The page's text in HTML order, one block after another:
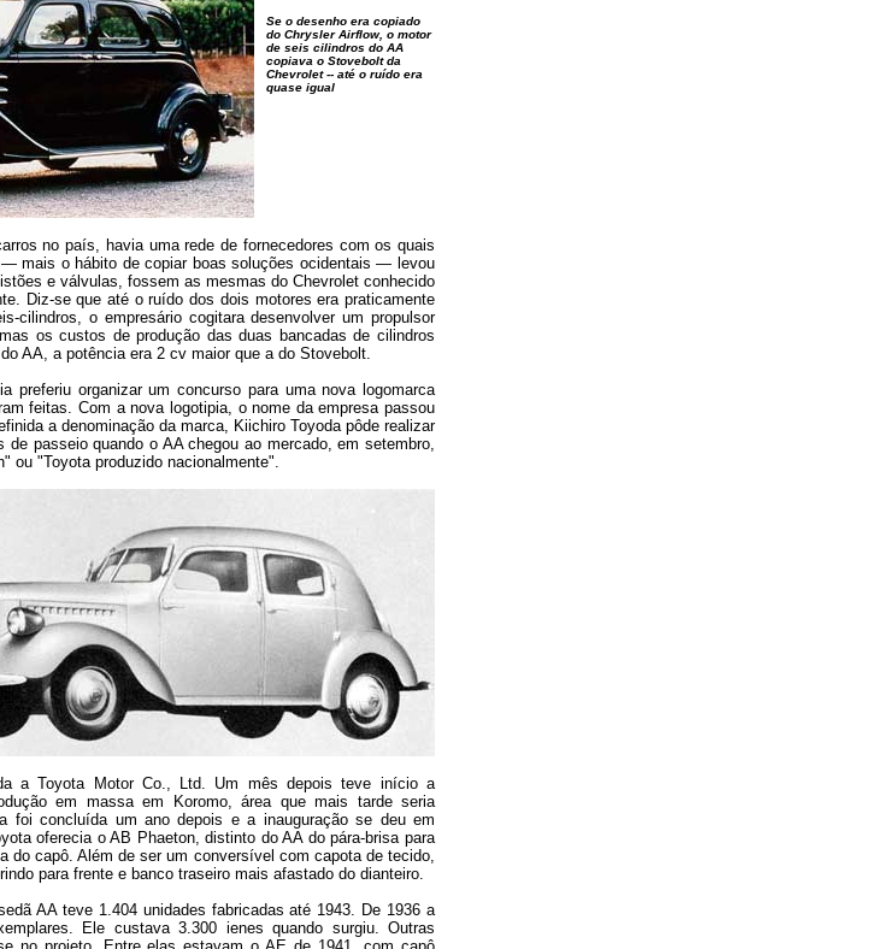
Se o desenho era copiado
do Chrysler Airflow, o motor
de seis cilindros do AA
copiava o Stovebolt da
Chevrolet -- até o ruído era
quase igual
no país, havia uma rede de fornecedores com os quais
mais o hábito de copiar boas soluções ocidentais — levou
e válvulas, fossem as mesmas do Chevrolet conhecido
Diz-se que até o ruído dos dois motores era praticamente
cilindros, o empresário cogitara desenvolver um propulsor
os custos de produção das duas bancadas de cilindros
AA, a potência era 2 cv maior que a do Stovebolt.
preferiu organizar um concurso para uma nova logomarca
feitas. Com a nova logotipia, o nome da empresa passou
a denominação da marca, Kiichiro Toyoda pôde realizar
passeio quando o AA chegou ao mercado, em setembro,
ou "Toyota produzido nacionalmente".
a Toyota Motor Co., Ltd. Um mês depois teve início a
em massa em Koromo, área que mais tarde seria
foi concluída um ano depois e a inauguração se deu em
oferecia o AB Phaeton, distinto do AA do pára-brisa para
do capô. Além de ser um conversível com capota de tecido,
para frente e banco traseiro mais afastado do dianteiro.
AA teve 1.404 unidades fabricadas até 1943. De 1936 a
Ele custava 3.300 ienes quando surgiu. Outras